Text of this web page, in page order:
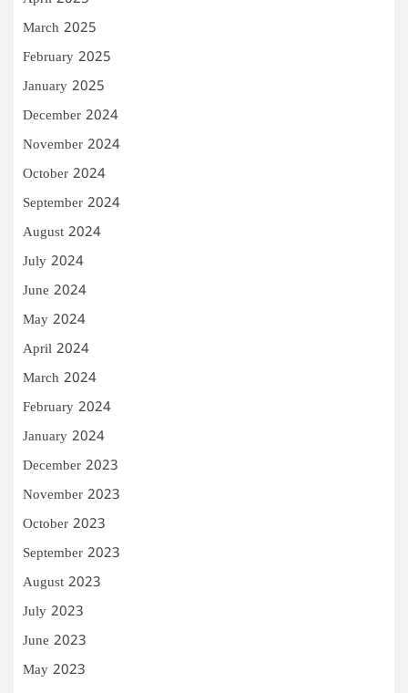
March 2025
February 2025
January 2025
December 2024
November 2024
October 2024
September 2024
August 2024
July 2024
June 2024
May 2024
April 2024
March 2024
February 2024
January 2024
December 2023
November 2023
October 2023
September 2023
August 2023
July 2023
June 2023
May 2023